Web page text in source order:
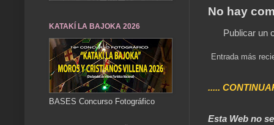
No hay
Publicar un
Entrada más
.....
Esta Web no
KATAKÍ LA BAJOKA 2026
BASES Concurso Fotográfico